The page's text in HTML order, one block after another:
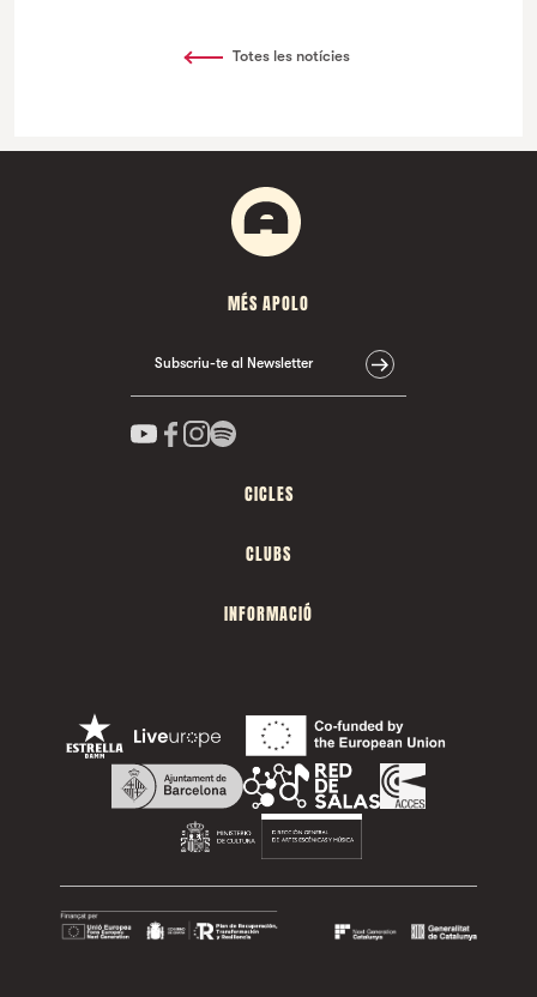
Totes les notícies
MÉS APOLO
Subscriu-te al Newsletter
CICLES
CLUBS
INFORMACIÓ